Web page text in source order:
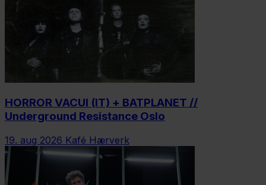
HORROR VACUI (IT) + BATPLANET //
Underground Resistance Oslo
19. aug 2026 Kafé Hærverk